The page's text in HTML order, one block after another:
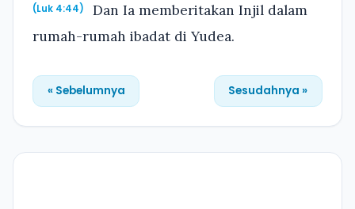
(Luk 4:44)
Dan Ia memberitakan Injil dalam
rumah-rumah ibadat di Yudea.
« Sebelumnya Sesudahnya »